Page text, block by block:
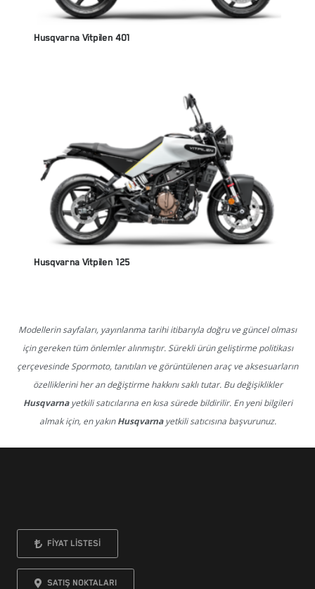
Husqvarna Vitpilen 401
Husqvarna Vitpilen 125
Modellerin sayfaları, yayınlanma tarihi itibarıyla doğru ve güncel olması
için gereken tüm önlemler alınmıştır. Sürekli ürün geliştirme politikası
çerçevesinde Spormoto, tanıtılan ve görüntülenen araç ve aksesuarların
özelliklerini her an değiştirme hakkını saklı tutar. Bu değişiklikler
Husqvarnayetkili satıcılarına en kısa sürede bildirilir. En yeni bilgileri
almak için, en yakınHusqvarnayetkili satıcısına başvurunuz.
FİYAT LİSTESİ
SATIŞ NOKTALARI